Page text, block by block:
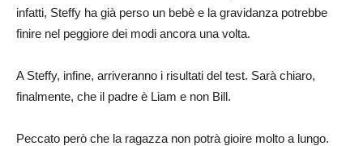
infatti, Steffy ha già perso un bebè e la gravidanza potrebbe
finire nel peggiore dei modi ancora una volta.
A Steffy, infine, arriveranno i risultati del test. Sarà chiaro,
finalmente, che il padre è Liam e non Bill.
Peccato però che la ragazza non potrà gioire molto a lungo.